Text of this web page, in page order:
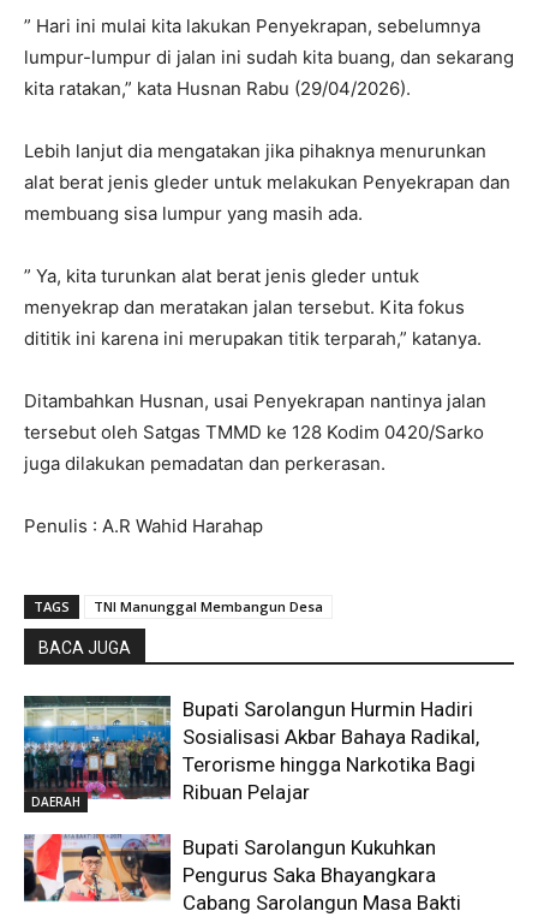
” Hari ini mulai kita lakukan Penyekrapan, sebelumnya
lumpur-lumpur di jalan ini sudah kita buang, dan sekarang
kita ratakan,” kata Husnan Rabu (29/04/2026).
Lebih lanjut dia mengatakan jika pihaknya menurunkan
alat berat jenis gleder untuk melakukan Penyekrapan dan
membuang sisa lumpur yang masih ada.
” Ya, kita turunkan alat berat jenis gleder untuk
menyekrap dan meratakan jalan tersebut. Kita fokus
dititik ini karena ini merupakan titik terparah,” katanya.
Ditambahkan Husnan, usai Penyekrapan nantinya jalan
tersebut oleh Satgas TMMD ke 128 Kodim 0420/Sarko
juga dilakukan pemadatan dan perkerasan.
Penulis : A.R Wahid Harahap
TAGS TNI Manunggal Membangun Desa
BACA JUGA
DAERAH
Bupati Sarolangun Hurmin Hadiri
Sosialisasi Akbar Bahaya Radikal,
Terorisme hingga Narkotika Bagi
Ribuan Pelajar
Bupati Sarolangun Kukuhkan
Pengurus Saka Bhayangkara
Cabang Sarolangun Masa Bakti